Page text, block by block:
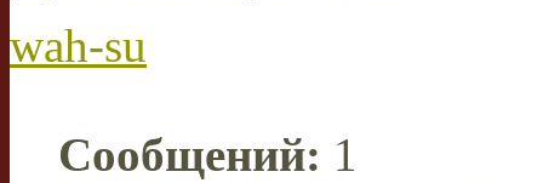
wah-su
Сообщений: 1